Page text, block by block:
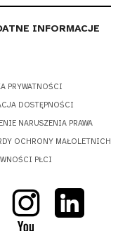
INFORMACJE
PRYWATNOŚCI
DOSTĘPNOŚCI
NARUSZENIA PRAWA
OCHRONY MAŁOLETNICH
PŁCI